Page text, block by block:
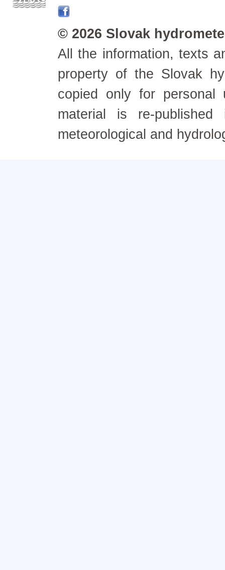
© 2026 Slovak
All the information, texts
property of the Slovak
copied only for personal
material is re-
meteorological and